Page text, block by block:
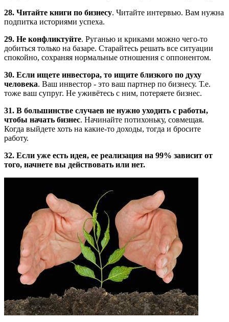
28. Читайте книги по бизнесу. Читайте интервью. Вам нужна
подпитка историями успеха.
29. Не конфликтуйте. Руганью и криками можно чего-то
добиться только на базаре. Старайтесь решать все ситуации
спокойно, сохраняя нормальные отношения с оппонентом.
30. Если ищете инвестора, то ищите близкого по духу
человека. Ваш инвестор - это ваш партнер по бизнесу. Т.е.
тоже ваш супруг. Не уживётесь с ним, потеряете бизнес.
31. В большинстве случаев не нужно уходить с работы,
чтобы начать бизнес. Начинайте потихоньку, совмещая.
Когда выйдете хоть на какие-то доходы, тогда и бросите
работу.
32. Если уже есть идея, ее реализация на 99% зависит от
того, начнете вы действовать или нет.